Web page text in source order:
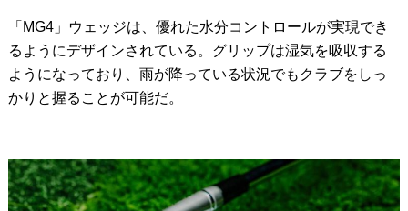
「MG4」ウェッジは、優れた水分コントロールが実現でき
るようにデザインされている。グリップは湿気を吸収する
ようになっており、雨が降っている状況でもクラブをしっ
かりと握ることが可能だ。